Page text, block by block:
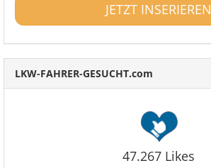
JETZT INSERIEREN
LKW-FAHRER-GESUCHT.com
47.267 Likes